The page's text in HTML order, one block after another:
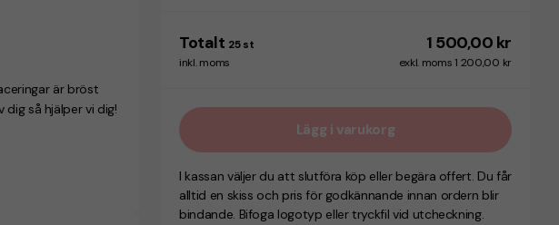
är bröst
så hjälper vi dig!
Totalt 25 st 1 500,00 kr
inkl. moms exkl. moms 1 200,00 kr
Lägg i varukorg
I kassan väljer du att slutföra köp eller begära offert. Du får
alltid en skiss och pris för godkännande innan ordern blir
bindande. Bifoga logotyp eller tryckfil vid utcheckning.